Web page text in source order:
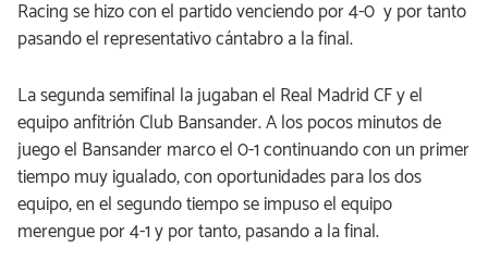
Racing se hizo con el partido venciendo por 4-0 y por tanto
pasando el representativo cántabro a la final.
La segunda semifinal la jugaban el Real Madrid CF y el
equipo anfitrión Club Bansander. A los pocos minutos de
juego el Bansander marco el 0-1 continuando con un primer
tiempo muy igualado, con oportunidades para los dos
equipo, en el segundo tiempo se impuso el equipo
merengue por 4-1 y por tanto, pasando a la final.